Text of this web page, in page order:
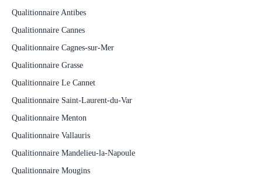
Qualitionnaire Antibes
Qualitionnaire Cannes
Qualitionnaire Cagnes-sur-Mer
Qualitionnaire Grasse
Qualitionnaire Le Cannet
Qualitionnaire Saint-Laurent-du-Var
Qualitionnaire Menton
Qualitionnaire Vallauris
Qualitionnaire Mandelieu-la-Napoule
Qualitionnaire Mougins